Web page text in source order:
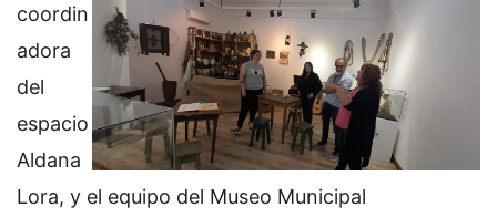
coordin
adora
del
espacio
Aldana
Lora, y el equipo del Museo Municipal